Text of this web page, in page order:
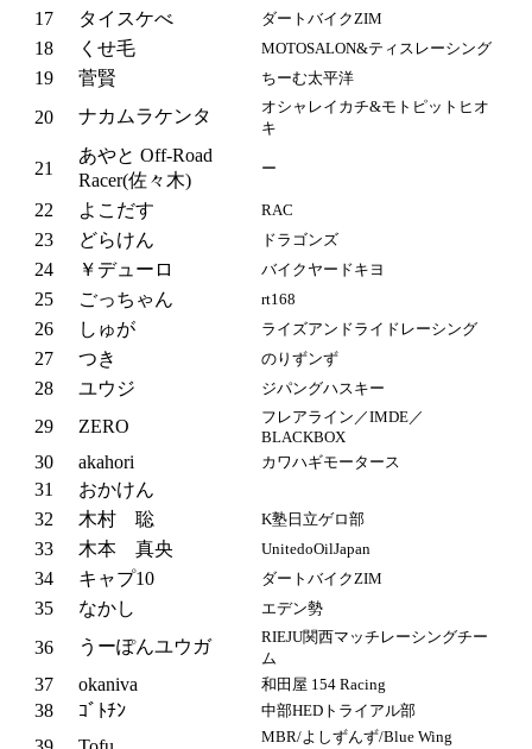
17 タイスケべ ダートバイクZIM
18
くせ毛 MOTOSALON&ティスレーシング
19
菅賢 ちーむ太平洋
20 ナカムラケンタ
オシャレイカチ&モトピットヒオ
キ
21
あやと Off-Road
Racer(佐々木)
ー
22 よこだす RAC
23 どらけん ドラゴンズ
24 ￥デューロ バイクヤードキヨ
25 ごっちゃん rt168
26 しゅが ライズアンドライドレーシング
27 つき のりずンず
28
ユウジ ジパングハスキー
29 ZERO
フレアライン／IMDE／
BLACKBOX
30 akahori カワハギモータース
31
おかけん
32
木村 聡 K塾日立ゲロ部
33 木本 真央 UnitedoOilJapan
34 キャプ10 ダートバイクZIM
35 なかし エデン勢
36 うーぽんユウガ
RIEJU関西マッチレーシングチー
ム
37 okaniva 和田屋 154 Racing
38 ｺﾞﾄﾁﾝ 中部HEDトライアル部
MBR/よしずんず/Blue Wing